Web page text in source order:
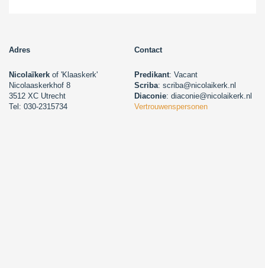
Adres Contact
Nicolaïkerk of 'Klaaskerk'
Nicolaaskerkhof 8
3512 XC Utrecht
Tel: 030-2315734
Predikant: Vacant
Scriba: scriba@nicolaikerk.nl
Diaconie: diaconie@nicolaikerk.nl
Vertrouwenspersonen